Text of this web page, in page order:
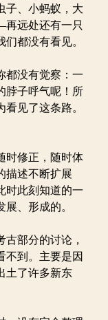
子、小蚂蚁，大
远处还有一只
都没有看见。
都没有觉察：一
脖子呼气呢！所
见了这条路。
时修正，随时体
描述不断扩展
此刻知道的一
、形成的。
部分的讨论，
不到。主要是因
土了许多新东